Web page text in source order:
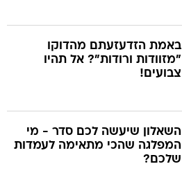
באמת הזדעזעתם מהדוקו
"מזוודות ורודות"? אל תהיו
צבועים!
השאלון שיעשה לכם סדר - מי
המפלגה שהכי מתאימה לעמדות
שלכם?